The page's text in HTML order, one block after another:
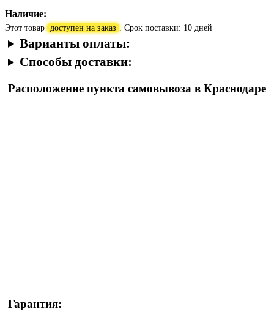
Наличие:
Этот товар доступен на заказ . Срок поставки: 10 дней
Варианты оплаты:
Способы доставки:
Расположение пункта самовывоза в Краснодаре
Гарантия: